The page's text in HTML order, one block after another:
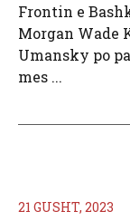
Frontin e
Morgan Wade
Umansky po
mes ...
21 GUSHT, 2023